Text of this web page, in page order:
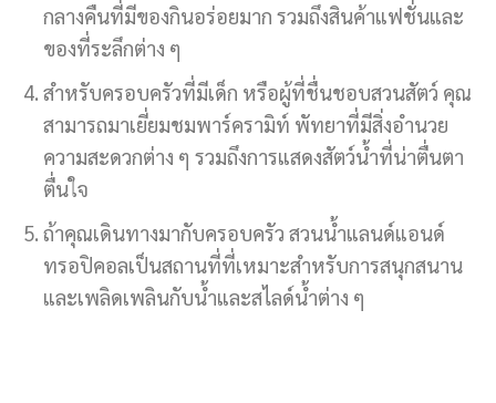
กลางคืนที่มีของกินอร่อยมาก รวมถึงสินค้าแฟชั่นและ
ของที่ระลึกต่าง ๆ
สำหรับครอบครัวที่มีเด็ก หรือผู้ที่ชื่นชอบสวนสัตว์ คุณ
สามารถมาเยี่ยมชมพาร์ครามิท์ พัทยาที่มีสิ่งอำนวย
ความสะดวกต่าง ๆ รวมถึงการแสดงสัตว์น้ำที่น่าตื่นตา
ตื่นใจ
ถ้าคุณเดินทางมากับครอบครัว สวนน้ำแลนด์แอนด์
ทรอปิคอลเป็นสถานที่ที่เหมาะสำหรับการสนุกสนาน
และเพลิดเพลินกับน้ำและสไลด์น้ำต่าง ๆ